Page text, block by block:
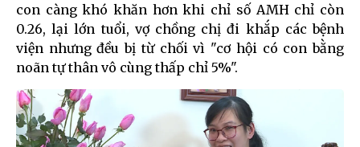
con càng khó khăn hơn khi chỉ số AMH chỉ còn
0.26, lại lớn tuổi, vợ chồng chị đi khắp các bệnh
viện nhưng đều bị từ chối vì "cơ hội có con bằng
noãn tự thân vô cùng thấp chỉ 5%".